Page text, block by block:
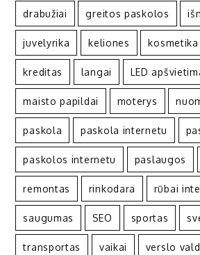
drabužiai greitos paskolos
juvelyrika keliones kosmetika
kreditas langai LED
maisto papildai moterys
paskola paskola internetu
paskolos internetu paslaugos
remontas rinkodara rūbai
saugumas SEO sportas
transportas vaikai verslo